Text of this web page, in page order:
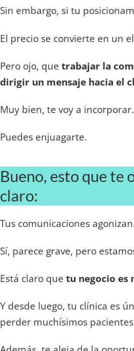
Sin embargo, si tu
El precio se convierte en un
Pero ojo, que trabajar la
dirigir un mensaje hacia el
Muy bien, te voy a incorporar.
Puedes enjuagarte.
Bueno, esto que te
claro:
Tus comunicaciones
Sí, parece grave, pero
Está claro que tu negocio es
Y desde luego, tu clínica es
perder muchísimos